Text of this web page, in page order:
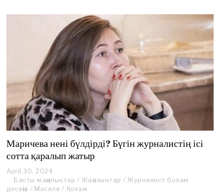
Маричева нені бүлдірді? Бүгін журналистің ісі
сотта қаралып жатыр
April 30, 2024
Басты жаңалықтар / Жаңалықтар / Журналист болам
десеңіз / Мәселе / Қоғам